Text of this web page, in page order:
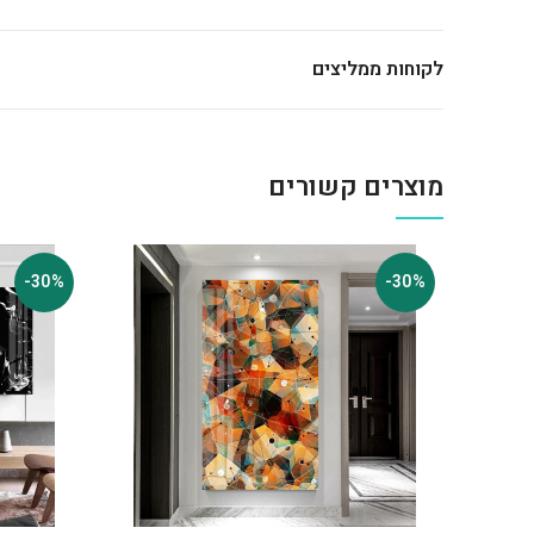
לקוחות ממליצים
מוצרים קשורים
-30%
-30%